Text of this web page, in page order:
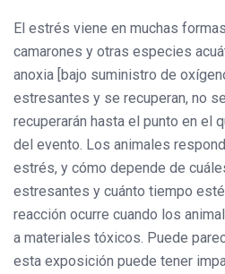
El estrés viene en muchas
camarones y otras especies
anoxia [bajo suministro de
estresantes y se recuperan, no
recuperarán hasta el punto en el
del evento. Los animales
estrés, y cómo depende de
estresantes y cuánto tiempo
reacción ocurre cuando los
a materiales tóxicos. Puede
esta exposición puede tener